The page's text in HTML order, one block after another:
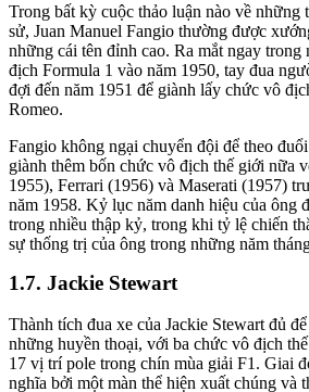
Trong bất kỳ cuộc thảo luận nào về những
sử, Juan Manuel Fangio thường được
những cái tên đỉnh cao. Ra mắt ngay trong
địch Formula 1 vào năm 1950, tay đua
đợi đến năm 1951 để giành lấy chức vô
Romeo.
Fangio không ngại chuyển đội để theo
giành thêm bốn chức vô địch thế giới nữa
1955), Ferrari (1956) và Maserati (1957)
năm 1958. Kỷ lục năm danh hiệu của ông
trong nhiều thập kỷ, trong khi tỷ lệ chiến
sự thống trị của ông trong những năm
Jackie Stewart
Thành tích đua xe của Jackie Stewart đủ
những huyền thoại, với ba chức vô địch
17 vị trí pole trong chín mùa giải F1. Giai
nghĩa bởi một màn thể hiện xuất chúng và